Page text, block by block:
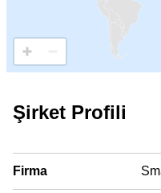
Şirket Profili
Firma